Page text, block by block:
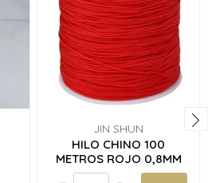
JIN SHUN
HILO CHINO 100
METROS ROJO 0,8MM